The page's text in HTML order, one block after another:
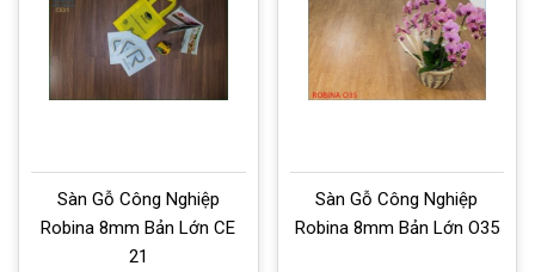
Sàn Gỗ Công Nghiệp
Robina 8mm Bản Lớn CE
21
Sàn Gỗ Công Nghiệp
Robina 8mm Bản Lớn O35